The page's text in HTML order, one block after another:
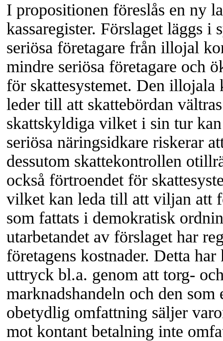
I propositionen föreslås en ny
kassaregister. Förslaget läggs i
seriösa företagare från illojal
mindre seriösa företagare och
för skattesystemet. Den illojala
leder till att skattebördan
skattskyldiga vilket i sin tur
seriösa näringsidkare riskerar
dessutom skattekontrollen
också förtroendet för
vilket kan leda till att viljan att
som fattats i demokratisk
utarbetandet av förslaget har
företagens kostnader. Detta
uttryck bl.a. genom att torg-
marknadshandeln och den som
obetydlig omfattning säljer
mot kontant betalning inte